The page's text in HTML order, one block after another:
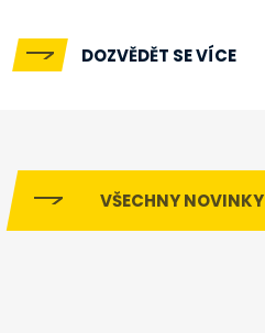
DOZVĚDĚT SE VÍCE
VŠECHNY NOVINKY